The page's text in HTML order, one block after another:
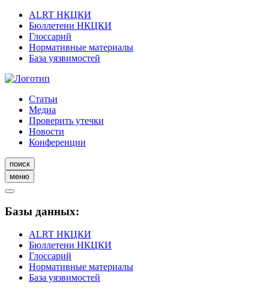
ALRT НКЦКИ
Бюллетени НКЦКИ
Глоссарий
Нормативные материалы
База уязвимостей
Статьи
Медиа
Проверить утечки
Новости
Конференции
поиск
меню
Базы данных:
ALRT НКЦКИ
Бюллетени НКЦКИ
Глоссарий
Нормативные материалы
База уязвимостей